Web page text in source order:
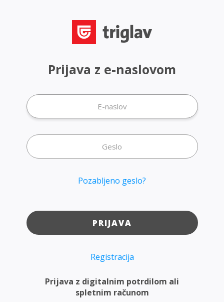
Prijava z digitalnim potrdilom ali
spletnim računom
Prijava z e-naslovom
Pozabljeno geslo?
PRIJAVA
Registracija